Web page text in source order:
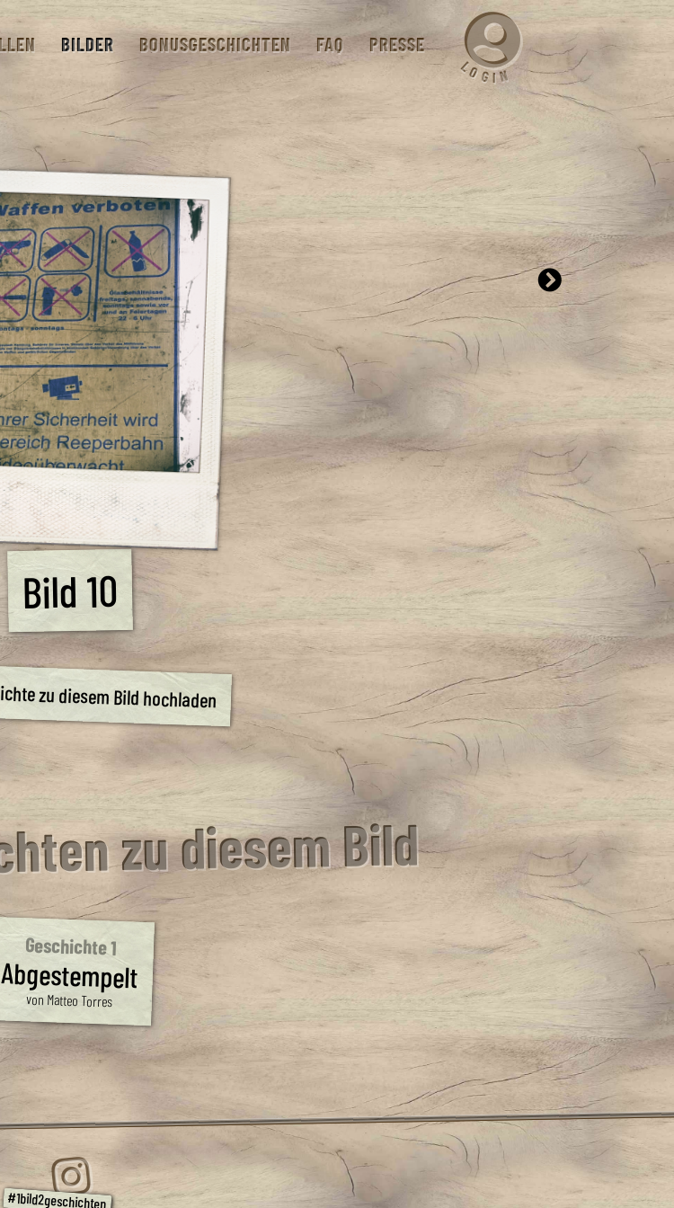
BILDER BONUSGESCHICHTEN FAQ PRESSE
LOG IN
Bild 10
zu diesem Bild hochladen
zu diesem Bild
Geschichte 1
Abgestempelt
von Matteo Torres